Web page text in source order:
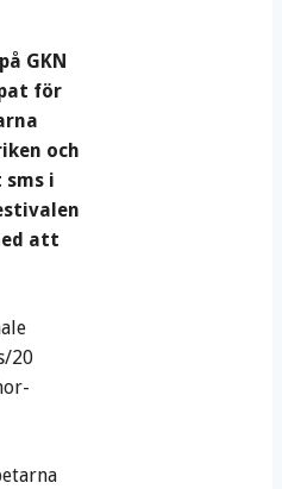
GKN
för
och
sms i
att
20